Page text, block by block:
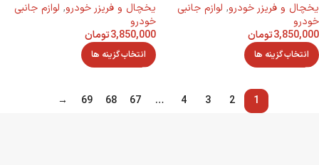
يخچال و فريزر خودرو, لوازم جانبی
خودرو
3,850,000تومان
انتخاب گزینه ها
يخچال و فريزر خودرو, لوازم جانبی
خودرو
3,850,000تومان
انتخاب گزینه ها
1
2
3
4
…
67
68
69
→